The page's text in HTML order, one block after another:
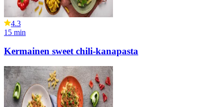
4.3
15 min
Kermainen sweet chili-kanapasta